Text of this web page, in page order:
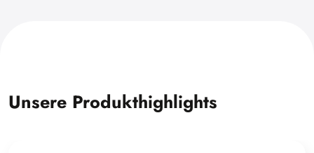
Unsere Produkthighlights